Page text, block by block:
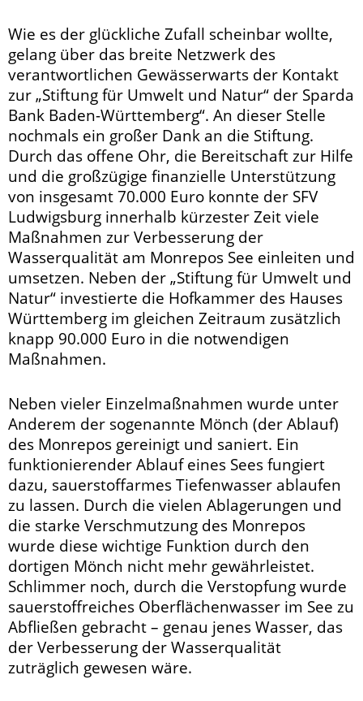
Wie es der glückliche Zufall scheinbar wollte,
gelang über das breite Netzwerk des
verantwortlichen Gewässerwarts der Kontakt
zur „Stiftung für Umwelt und Natur“ der Sparda
Bank Baden-Württemberg“. An dieser Stelle
nochmals ein großer Dank an die Stiftung.
Durch das offene Ohr, die Bereitschaft zur Hilfe
und die großzügige finanzielle Unterstützung
von insgesamt 70.000 Euro konnte der SFV
Ludwigsburg innerhalb kürzester Zeit viele
Maßnahmen zur Verbesserung der
Wasserqualität am Monrepos See einleiten und
umsetzen. Neben der „Stiftung für Umwelt und
Natur“ investierte die Hofkammer des Hauses
Württemberg im gleichen Zeitraum zusätzlich
knapp 90.000 Euro in die notwendigen
Maßnahmen.
Neben vieler Einzelmaßnahmen wurde unter
Anderem der sogenannte Mönch (der Ablauf)
des Monrepos gereinigt und saniert. Ein
funktionierender Ablauf eines Sees fungiert
dazu, sauerstoffarmes Tiefenwasser ablaufen
zu lassen. Durch die vielen Ablagerungen und
die starke Verschmutzung des Monrepos
wurde diese wichtige Funktion durch den
dortigen Mönch nicht mehr gewährleistet.
Schlimmer noch, durch die Verstopfung wurde
sauerstoffreiches Oberflächenwasser im See zu
Abfließen gebracht – genau jenes Wasser, das
der Verbesserung der Wasserqualität
zuträglich gewesen wäre.